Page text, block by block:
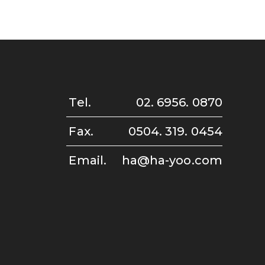
Tel. 02. 6956. 0870
Fax. 0504. 319. 0454
Email. ha@ha-yoo.com